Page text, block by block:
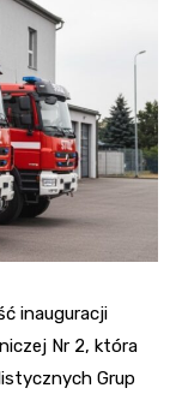
inauguracji
Nr 2, która
Grup